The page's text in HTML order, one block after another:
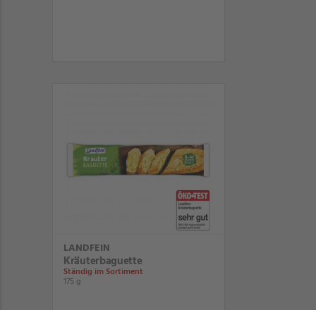
LANDFEIN
Kräuterbaguette
Ständig im Sortiment
175 g